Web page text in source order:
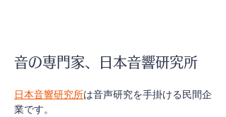
音の専門家、日本音響研究所
日本音響研究所は音声研究を手掛ける民間企
業です。